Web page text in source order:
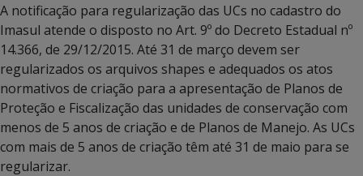
A notificação para regularização das UCs no cadastro do
Imasul atende o disposto no Art. 9º do Decreto Estadual nº
14.366, de 29/12/2015. Até 31 de março devem ser
regularizados os arquivos shapes e adequados os atos
normativos de criação para a apresentação de Planos de
Proteção e Fiscalização das unidades de conservação com
menos de 5 anos de criação e de Planos de Manejo. As UCs
com mais de 5 anos de criação têm até 31 de maio para se
regularizar.